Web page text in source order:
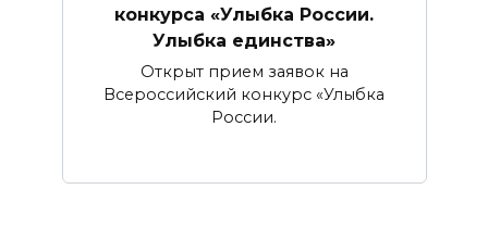
конкурса «Улыбка России.
Улыбка единства»
Открыт прием заявок на
Всероссийский конкурс «Улыбка
России.